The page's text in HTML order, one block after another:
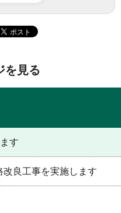
を見る
す
良工事を実施します